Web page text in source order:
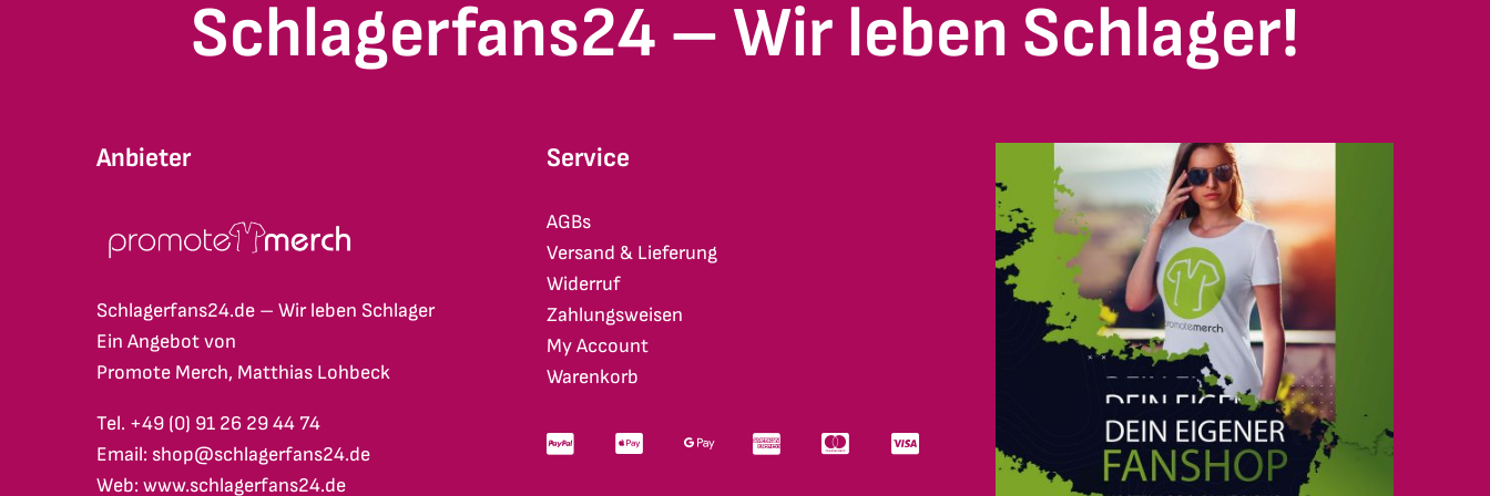
Schlagerfans24 – Wir leben Schlager!
Anbieter
Schlagerfans24.de – Wir leben Schlager
Ein Angebot von
Promote Merch, Matthias Lohbeck
Tel. +49 (0) 91 26 29 44 74
Email: shop@schlagerfans24.de
Web: www.schlagerfans24.de
Service
AGBs
Versand & Lieferung
Widerruf
Zahlungsweisen
My Account
Warenkorb